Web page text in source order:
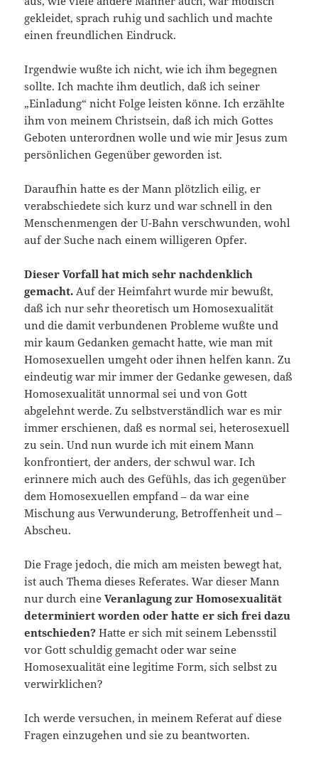
gekleidet, sprach ruhig und sachlich und machte
einen freundlichen Eindruck.
Irgendwie wußte ich nicht, wie ich ihm begegnen
sollte. Ich machte ihm deutlich, daß ich seiner
„Einladung“ nicht Folge leisten könne. Ich erzählte
ihm von meinem Christsein, daß ich mich Gottes
Geboten unterordnen wolle und wie mir Jesus zum
persönlichen Gegenüber geworden ist.
Daraufhin hatte es der Mann plötzlich eilig, er
verabschiedete sich kurz und war schnell in den
Menschenmengen der U-Bahn verschwunden, wohl
auf der Suche nach einem willigeren Opfer.
Dieser Vorfall hat mich sehr nachdenklich
gemacht. Auf der Heimfahrt wurde mir bewußt,
daß ich nur sehr theoretisch um Homosexualität
und die damit verbundenen Probleme wußte und
mir kaum Gedanken gemacht hatte, wie man mit
Homosexuellen umgeht oder ihnen helfen kann. Zu
eindeutig war mir immer der Gedanke gewesen, daß
Homosexualität unnormal sei und von Gott
abgelehnt werde. Zu selbstverständlich war es mir
immer erschienen, daß es normal sei, heterosexuell
zu sein. Und nun wurde ich mit einem Mann
konfrontiert, der anders, der schwul war. Ich
erinnere mich auch des Gefühls, das ich gegenüber
dem Homosexuellen empfand – da war eine
Mischung aus Verwunderung, Betroffenheit und –
Abscheu.
Die Frage jedoch, die mich am meisten bewegt hat,
ist auch Thema dieses Referates. War dieser Mann
nur durch eineVeranlagung zur Homosexualität
determiniert worden oder hatte er sich frei dazu
entschieden? Hatte er sich mit seinem Lebensstil
vor Gott schuldig gemacht oder war seine
Homosexualität eine legitime Form, sich selbst zu
verwirklichen?
Ich werde versuchen, in meinem Referat auf diese
Fragen einzugehen und sie zu beantworten.